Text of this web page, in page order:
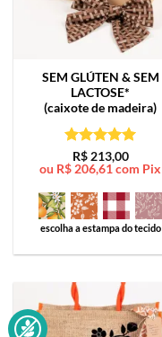
SEM GLÚTEN & SEM
LACTOSE*
(caixote de madeira)
Avaliação5
de 5
R$213,00
ou R$ 206,61 com Pix
escolha a estampa do tecido